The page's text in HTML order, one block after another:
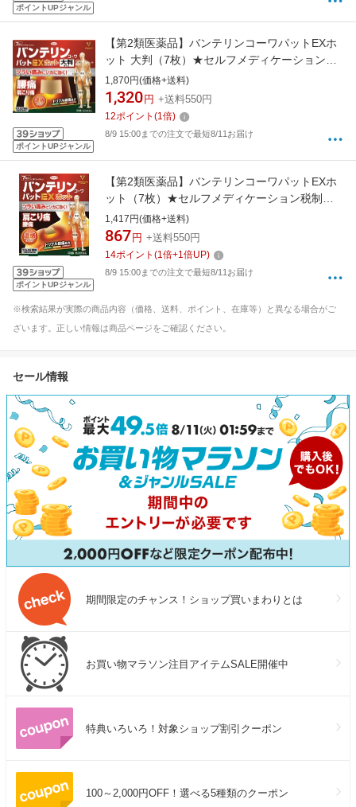
ポイントUPジャンル
ポイントUPジャンル
【第2類医薬品】バンテリンコーワパットEXホ
ット 大判（7枚）★セルフメディケーション税
制対象商品KOWA｜興和
1,870円(価格+送料)
1,320 円 +送料550円
12ポイント (1倍)
8/9 15:00までの注文で最短8/11お届け
ポイントUPジャンル
【第2類医薬品】バンテリンコーワパットEXホ
ット（7枚）★セルフメディケーション税制対
象商品KOWA｜興和
1,417円(価格+送料)
867 円 +送料550円
14ポイント (1倍+1倍UP)
8/9 15:00までの注文で最短8/11お届け
※検索結果が実際の商品内容（価格、送料、ポイント、在庫等）と異なる場合がご
ざいます。正しい情報は商品ページをご確認ください。
セール情報
期間限定のチャンス！ショップ買いまわりとは
お買い物マラソン注目アイテムSALE開催中
特典いろいろ！対象ショップ割引クーポン
100～2,000円OFF！選べる5種類のクーポン